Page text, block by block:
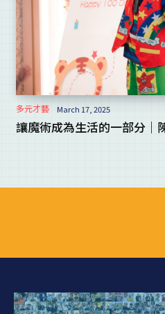
多元才藝 March 17, 2025
讓魔術成為生活的一部分｜